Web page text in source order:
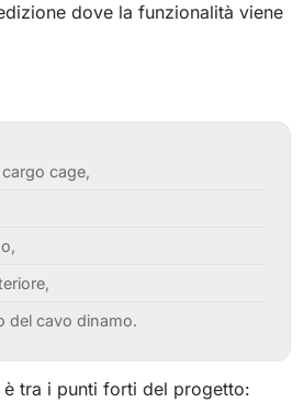
dove la funzionalità viene
cage,
del cavo dinamo.
tra i punti forti del progetto: